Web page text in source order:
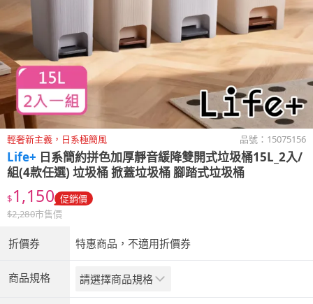
輕奢新主義，日系極簡風 品號： 15075156
Life+ 日系簡約拼色加厚靜音緩降雙開式垃圾桶15L_2入/
組(4款任選) 垃圾桶 掀蓋垃圾桶 腳踏式垃圾桶
$1,150 促銷價
$2,280市售價
折價券 特惠商品，不適用折價券
商品規格 請選擇商品規格